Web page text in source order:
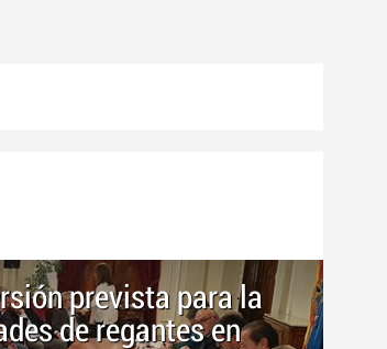
prevista para la
de regantes en